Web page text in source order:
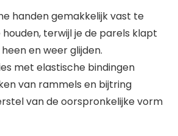
handen gemakkelijk vast te
terwijl je de parels klapt
en weer glijden.
met elastische bindingen
van rammels en bijtring
van de oorspronkelijke vorm